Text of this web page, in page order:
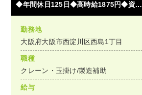
◆年間休日125日◆高時給1875円◆資…
勤務地
大阪府大阪市西淀川区西島1丁目
職種
クレーン・玉掛け/製造補助
給与